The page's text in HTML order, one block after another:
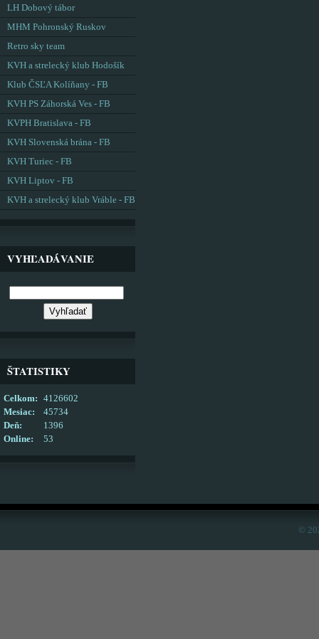
LH Dobový tábor
MHM Pohronský Ruskov
Retro sky team
KVH a strelecký klub Hodošík
Klub ČSĽA Kolíňany - FB
KVH PS Záhorská Ves - FB
KVPH Bratislava - FB
KVH Slovenská brána - FB
KVH Turiec - FB
KVH Liptov - FB
KVH a strelecký klub Vráble - FB
VYHĽADÁVANIE
ŠTATISTIKY
Online: 53
Celkom:
4126602
Mesiac:
45734
Deň:
1396
©